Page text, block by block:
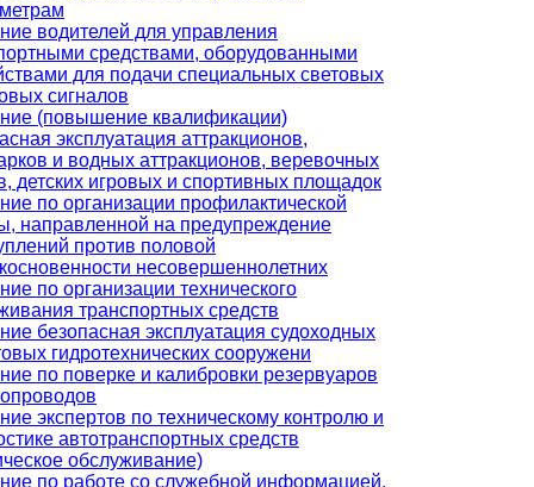
водителей для управления
средствами, оборудованными
для подачи специальных световых
сигналов
(повышение квалификации)
эксплуатация аттракционов,
и водных аттракционов, веревочных
детских игровых и спортивных площадок
по организации профилактической
направленной на предупреждение
против половой
несовершеннолетних
по организации технического
транспортных средств
безопасная эксплуатация судоходных
гидротехнических сооружени
по поверке и калибровки резервуаров
экспертов по техническому контролю и
автотранспортных средств
обслуживание)
по работе со служебной информацией,